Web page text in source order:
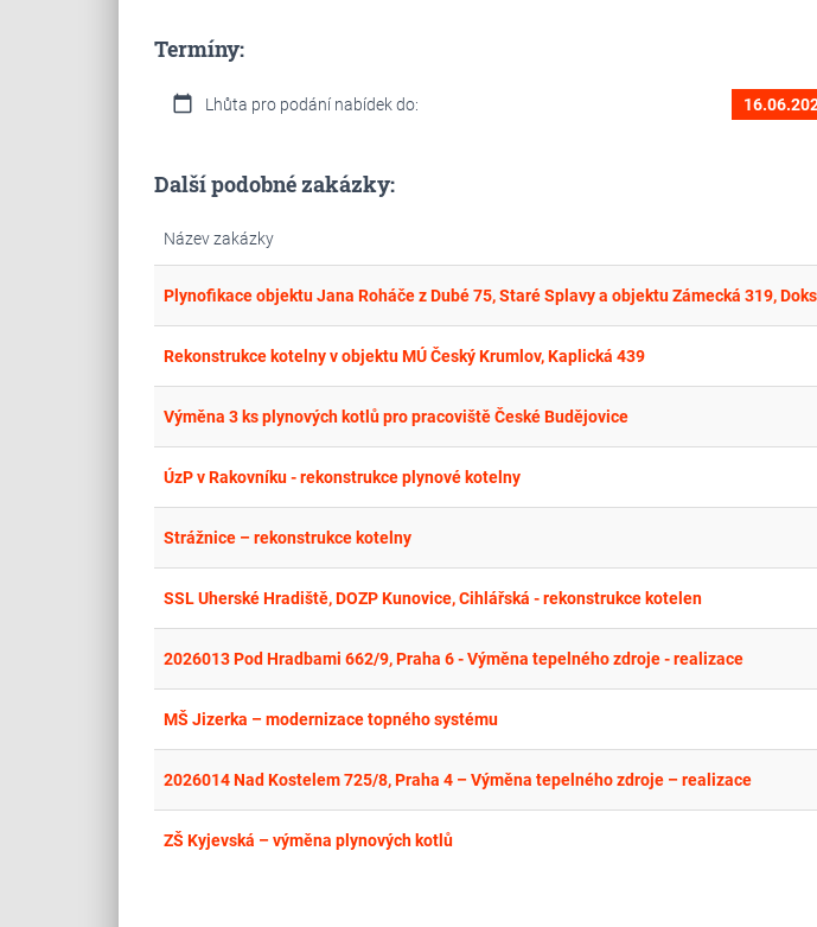
Termíny:
calendar_today Lhůta pro podání nabídek do:
Další podobné zakázky:
Název zakázky
Plynofikace objektu Jana Roháče z Dubé 75, Staré Splavy a objektu Zámecká 319,
Rekonstrukce kotelny v objektu MÚ Český Krumlov, Kaplická 439
Výměna 3 ks plynových kotlů pro pracoviště České Budějovice
ÚzP v Rakovníku - rekonstrukce plynové kotelny
Strážnice – rekonstrukce kotelny
SSL Uherské Hradiště, DOZP Kunovice, Cihlářská - rekonstrukce kotelen
2026013 Pod Hradbami 662/9, Praha 6 - Výměna tepelného zdroje - realizace
MŠ Jizerka – modernizace topného systému
2026014 Nad Kostelem 725/8, Praha 4 – Výměna tepelného zdroje – realizace
ZŠ Kyjevská – výměna plynových kotlů